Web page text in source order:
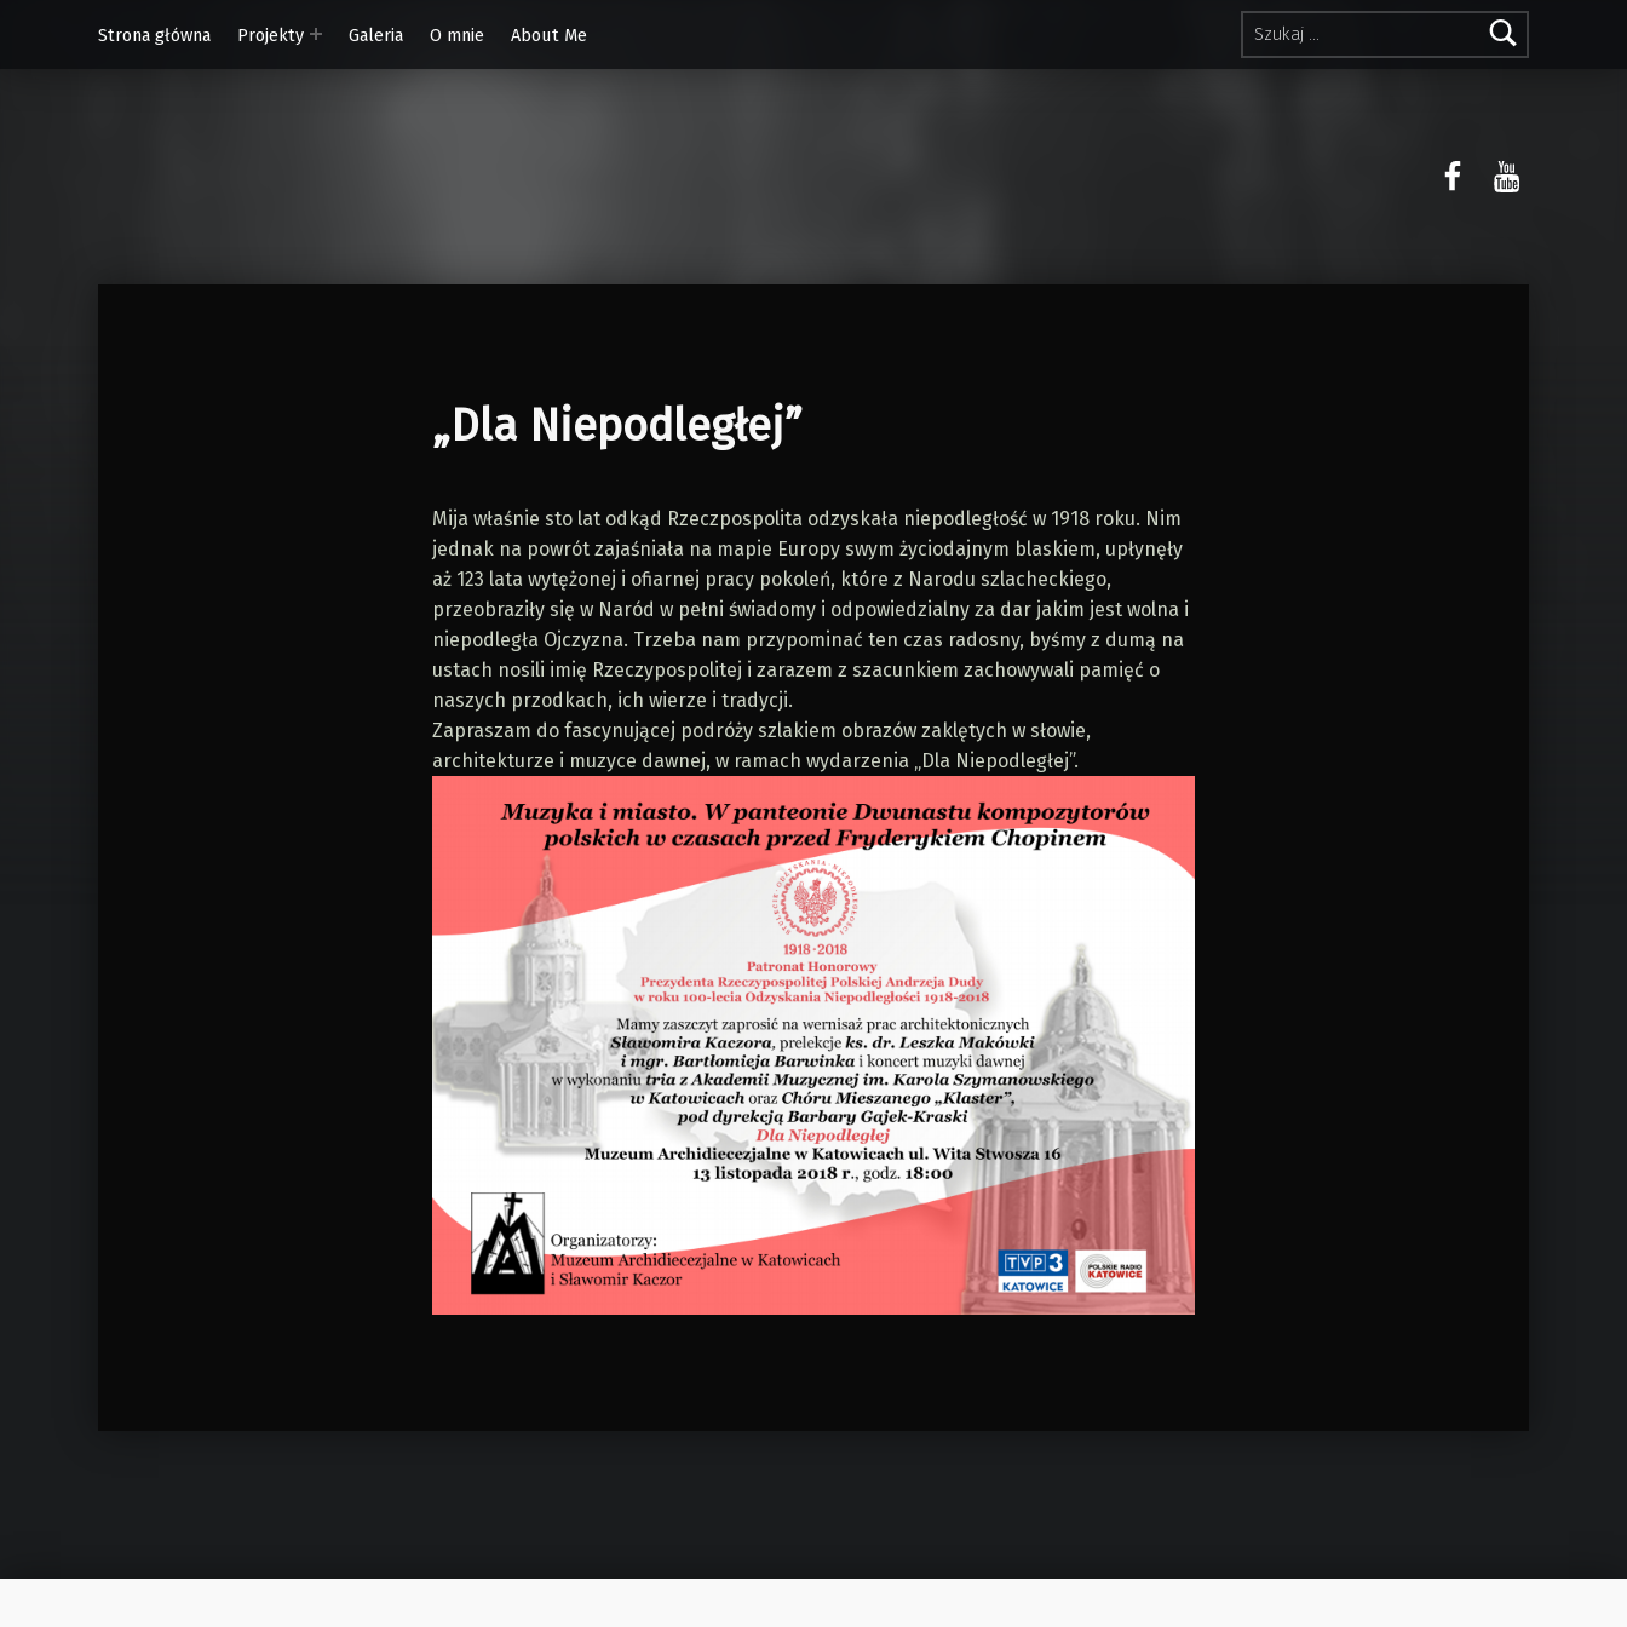
Szukaj:
Strona główna
Projekty Galeria O mnie About Me
„Dla Niepodległej”
Mija właśnie sto lat odkąd Rzeczpospolita odzyskała niepodległość w 1918 roku. Nim
jednak na powrót zajaśniała na mapie Europy swym życiodajnym blaskiem, upłynęły
aż 123 lata wytężonej i ofiarnej pracy pokoleń, które z Narodu szlacheckiego,
przeobraziły się w Naród w pełni świadomy i odpowiedzialny za dar jakim jest wolna i
niepodległa Ojczyzna. Trzeba nam przypominać ten czas radosny, byśmy z dumą na
ustach nosili imię Rzeczypospolitej i zarazem z szacunkiem zachowywali pamięć o
naszych przodkach, ich wierze i tradycji.
Zapraszam do fascynującej podróży szlakiem obrazów zaklętych w słowie,
architekturze i muzyce dawnej, w ramach wydarzenia „Dla Niepodległej”.
Skip back to main navigation